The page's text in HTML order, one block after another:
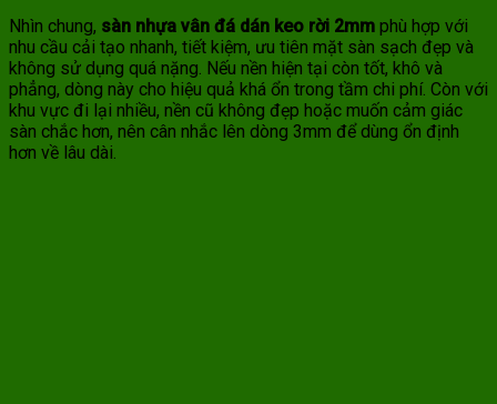
Nhìn chung, sàn nhựa vân đá dán keo rời 2mm phù hợp với
nhu cầu cải tạo nhanh, tiết kiệm, ưu tiên mặt sàn sạch đẹp và
không sử dụng quá nặng. Nếu nền hiện tại còn tốt, khô và
phẳng, dòng này cho hiệu quả khá ổn trong tầm chi phí. Còn với
khu vực đi lại nhiều, nền cũ không đẹp hoặc muốn cảm giác
sàn chắc hơn, nên cân nhắc lên dòng 3mm để dùng ổn định
hơn về lâu dài.